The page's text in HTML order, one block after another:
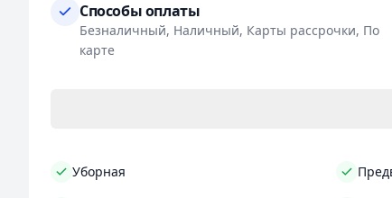
Способы оплаты
Безналичный, Наличный, Карты рассрочки, По
карте
Уборная